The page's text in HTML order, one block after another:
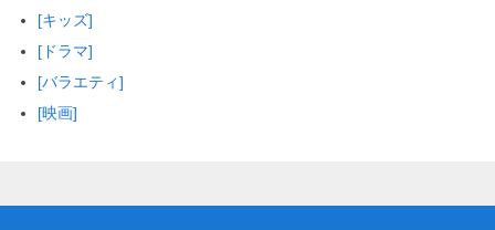
[キッズ]
[ドラマ]
[バラエティ]
[映画]